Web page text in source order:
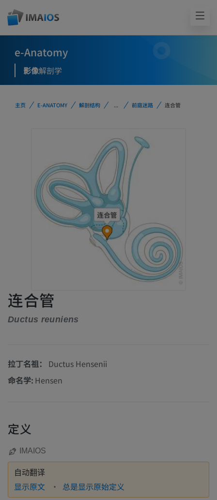
e-Anatomy
影像解剖学
主页 E-ANATOMY 解剖结构 ... 前庭迷路 连合管
连合管
Ductus reuniens
拉丁名祖：
Ductus Hensenii
命名学: Hensen
定义
IMAIOS
自动翻译
显示原文 总是显示原始定义